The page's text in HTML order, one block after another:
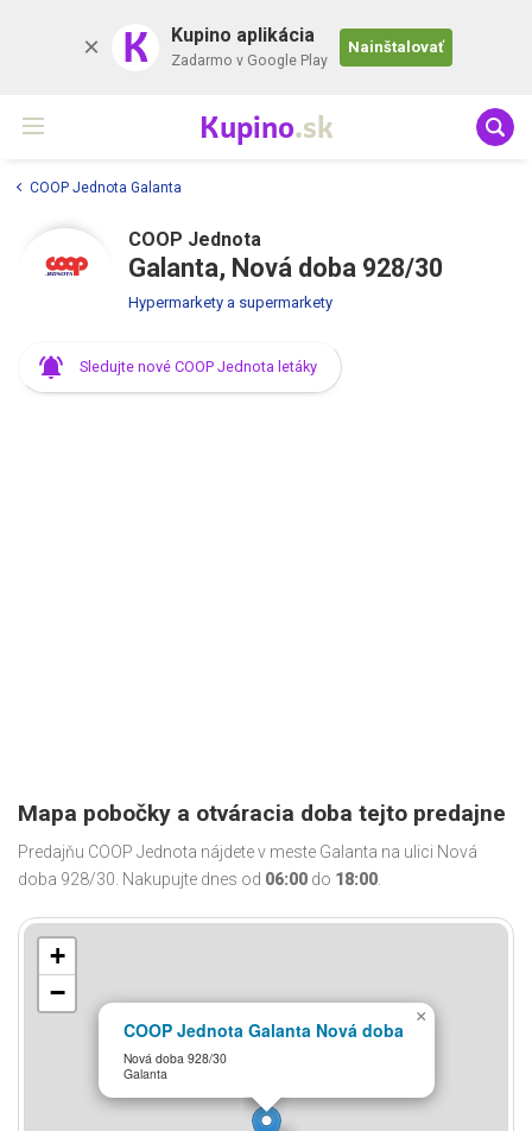
K Kupino aplikácia
Zadarmo v Google Play
Nainštalovať
Kupino.sk
COOP Jednota Galanta
COOP Jednota
Galanta, Nová doba 928/30
Hypermarkety a supermarkety
Sledujte nové COOP Jednota letáky
Mapa pobočky a otváracia doba tejto predajne
Predajňu COOP Jednota nájdete v meste Galanta na ulici Nová
doba 928/30. Nakupujte dnes od 06:00 do 18:00.
COOP Jednota Galanta Nová doba
Nová doba 928/30
Galanta
×
+
−